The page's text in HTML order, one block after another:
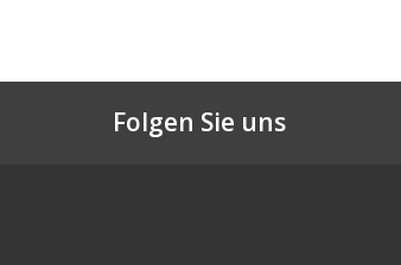
Folgen Sie uns